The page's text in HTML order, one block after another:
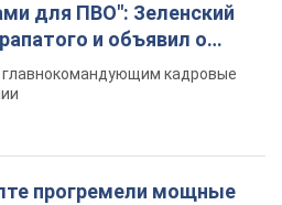
для ПВО": Зеленский
и объявил о
главнокомандующим кадровые
прогремели мощные